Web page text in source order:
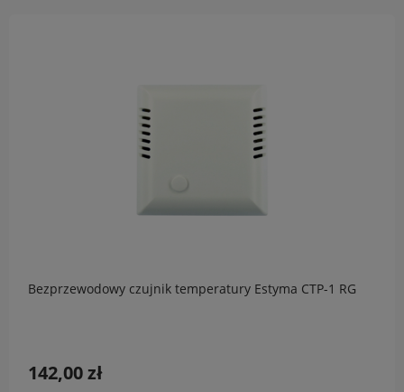
Bezprzewodowy czujnik temperatury Estyma CTP-1 RG
142,00 zł